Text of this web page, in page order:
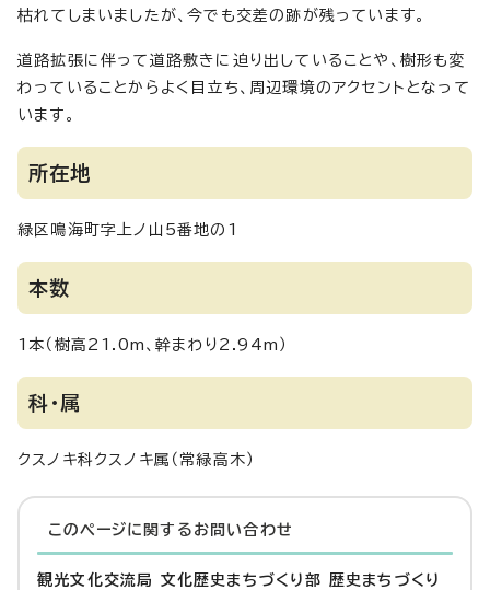
枯れてしまいましたが、今でも交差の跡が残っています。
道路拡張に伴って道路敷きに迫り出していることや、樹形も変
わっていることからよく目立ち、周辺環境のアクセントとなって
います。
所在地
緑区鳴海町字上ノ山5番地の1
本数
1本（樹高21.0m、幹まわり2.94m）
科・属
クスノキ科クスノキ属（常緑高木）
このページに関する お問い合わせ
観光文化交流局 文化歴史まちづくり部 歴史まちづくり